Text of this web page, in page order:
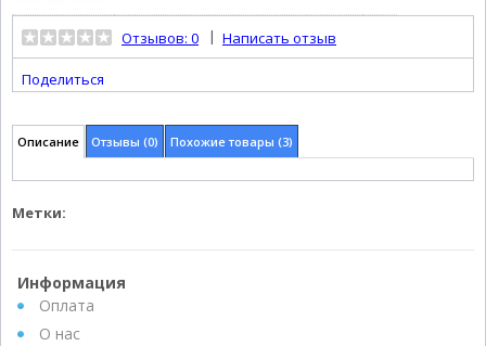
Отзывов: 0 | Написать отзыв
Поделиться
Описание Отзывы (0) Похожие товары (3)
Метки:
Информация
Оплата
О нас